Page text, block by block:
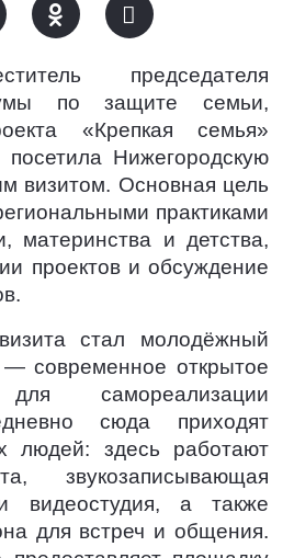
председателя
по защите семьи,
«Крепкая семья»
посетила Нижегородскую
визитом. Основная цель
практиками
материнства и детства,
проектов и обсуждение
стал молодёжный
современное открытое
для самореализации
сюда приходят
людей: здесь работают
звукозаписывающая
видеостудия, а также
для встреч и общения.